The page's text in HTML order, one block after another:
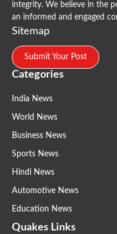
integrity. We believe in the
an informed and engaged
Sitemap
Submit Your Post
Categories
India News
World News
Business News
Sports News
Hindi News
Automotive News
Education News
Quakes Links